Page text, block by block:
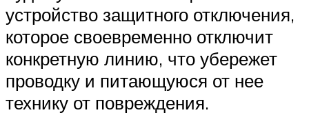
устройство защитного отключения,
которое своевременно отключит
конкретную линию, что убережет
проводку и питающуюся от нее
технику от повреждения.